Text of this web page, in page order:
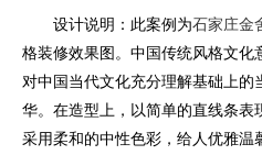
设计说明：此案例为石家庄金
格装修效果图。中国传统风格文化
对中国当代文化充分理解基础上
华。在造型上，以简单的直线条表
采用柔和的中性色彩，给人优雅温